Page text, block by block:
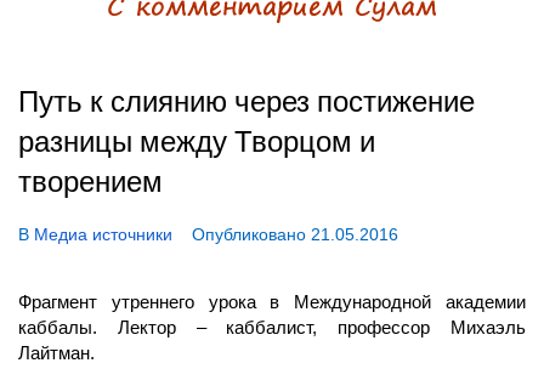
Путь к слиянию через постижение
разницы между Творцом и
творением
В Медиа источники Опубликовано 21.05.2016
Фрагмент утреннего урока в Международной академии
каббалы. Лектор – каббалист, профессор Михаэль
Лайтман.